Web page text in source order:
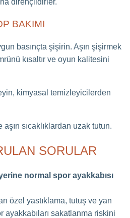
dirençlidirler.
BAKIMI
basınçta şişirin. Aşırı şişirmek
kısaltır ve oyun kalitesini
kimyasal temizleyicilerden
sıcaklıklardan uzak tutun.
SORULAR
normal spor ayakkabısı
özel yastıklama, tutuş ve yan
ayakkabıları sakatlanma riskini